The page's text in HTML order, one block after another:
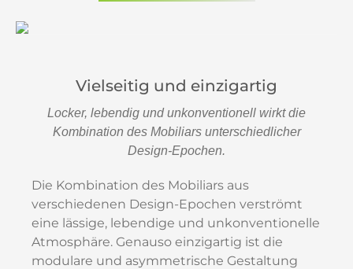
Vielseitig und einzigartig
Locker, lebendig und unkonventionell wirkt die
Kombination des Mobiliars unterschiedlicher
Design-Epochen.
Die Kombination des Mobiliars aus
verschiedenen Design-Epochen verströmt
eine lässige, lebendige und unkonventionelle
Atmosphäre. Genauso einzigartig ist die
modulare und asymmetrische Gestaltung